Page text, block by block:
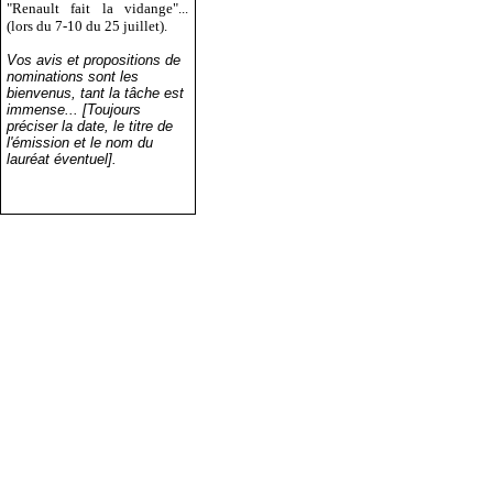
"Renault fait la vidange"...
(lors du 7-10 du 25 juillet).
Vos avis et propositions de
nominations sont les
bienvenus, tant la tâche est
immense... [Toujours
préciser la date, le titre de
l'émission et le nom du
lauréat éventuel].